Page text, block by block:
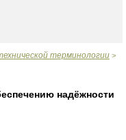
терминологии >
надёжности